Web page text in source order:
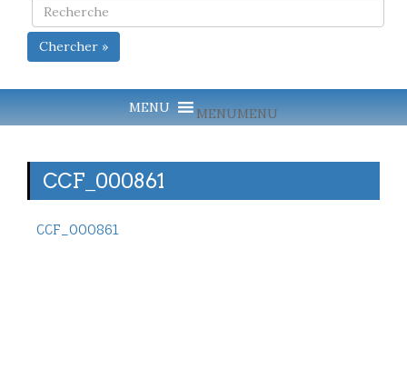
Chercher »
MENUMENU
CCF_000861
CCF_000861